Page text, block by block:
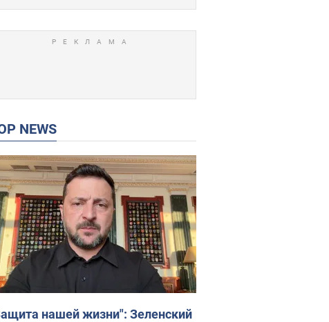
NEWS
нашей жизни": Зеленский